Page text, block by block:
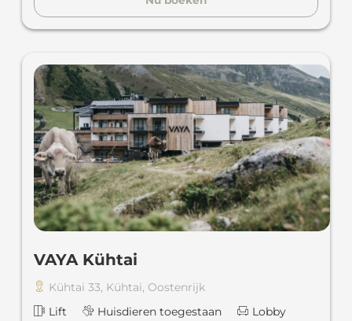
VAYA Kühtai
Kühtai 33, Kühtai, Oostenrijk
Lift
Huisdieren toegestaan
Lobby